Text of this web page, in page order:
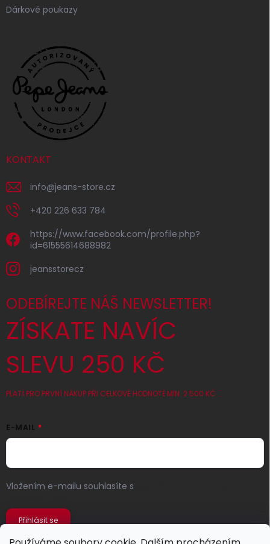
Dárkové poukazy
KONTAKT
info@jeans-store.cz
+420 226 633 784
https://www.facebook.com/profile.php?
id=61555614688982
jeansstorecz
ODEBÍREJTE NÁŠ NEWSLETTER!
ZÍSKATE NAVÍC
SLEVU 250 KČ
PLATÍ PRO PRVNÍ NÁKUP PŘI CELKOVÉ HODNOTĚ MIN. 2 500 KČ
E-MAIL
Vložením e-mailu souhlasíte s
Přihlásit se